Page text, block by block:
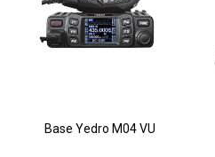
Base Yedro M04 VU